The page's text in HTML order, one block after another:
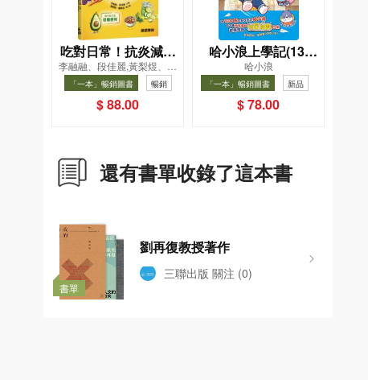
吃對日常！抗炎減糖
飲食法
李融融、段佳麗,黃梨煜、顧
凱辰
「一本」暢銷圖書 暢銷
$ 88.00
哈小浪上學記(13)
——逃出神奇博物館
哈小浪
「一本」暢銷圖書
新品
暢銷
$ 78.00
還有書單收錄了這本書
書單
劉再復教授著作
三聯出版 關注 (0)